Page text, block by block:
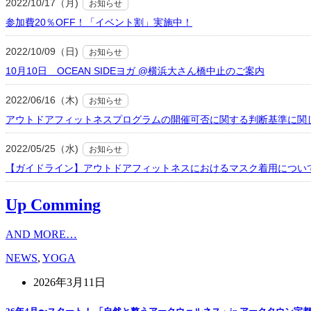
2022/10/17（月) お知らせ
参加費20％OFF！「イベント割」実施中！
2022/10/09（日) お知らせ
10月10日 OCEAN SIDEヨガ @横浜大さん橋中止のご案内
2022/06/16（木) お知らせ
アウトドアフィットネスプログラムの開催可否に関する判断基準に関
2022/05/25（水) お知らせ
【ガイドライン】アウトドアフィットネスにおけるマスク着用につい
Up Comming
AND MORE…
NEWS, YOGA
2026年3月11日